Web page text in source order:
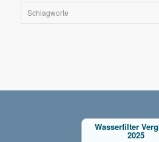
Schlagworte
Wasserfilter
2025